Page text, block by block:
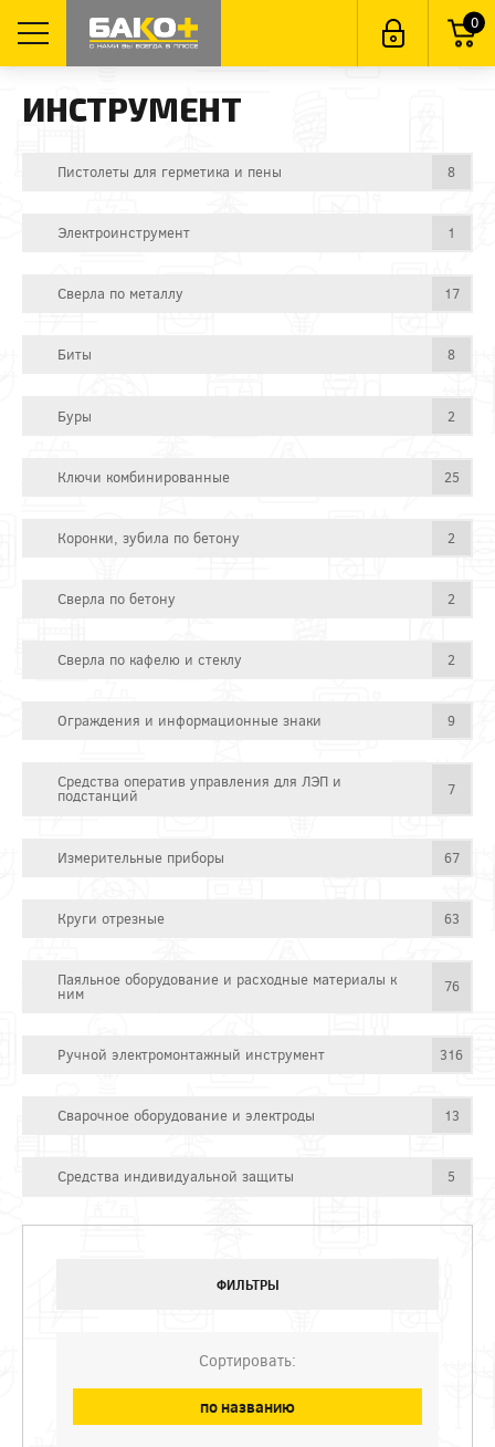
0
ИНСТРУМЕНТ
Пистолеты для герметика и пены 8
Электроинструмент 1
Сверла по металлу 17
Биты 8
Буры 2
Ключи комбинированные 25
Коронки, зубила по бетону 2
Сверла по бетону 2
Сверла по кафелю и стеклу 2
Ограждения и информационные знаки 9
Средства оператив управления для ЛЭП и
подстанций 7
Измерительные приборы 67
Круги отрезные 63
Паяльное оборудование и расходные материалы к
ним 76
Ручной электромонтажный инструмент 316
Сварочное оборудование и электроды 13
Средства индивидуальной защиты 5
ФИЛЬТРЫ
Сортировать:
по названию